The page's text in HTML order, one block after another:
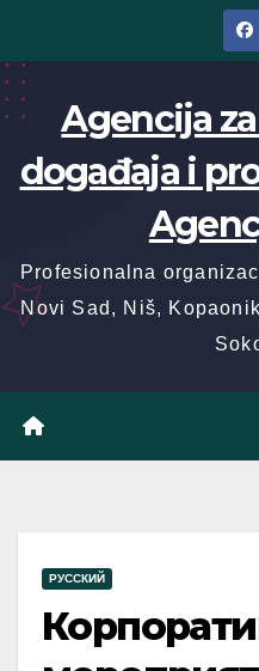
content
Agencija
događaja i
Profesionalna
Novi Sad, Niš,
РУССКИЙ